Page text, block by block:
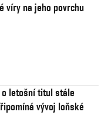
víry na jeho povrchu
o letošní titul stále
vývoj loňské